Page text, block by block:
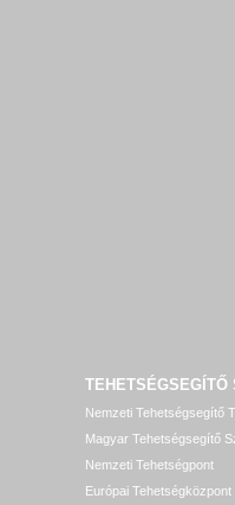
TEHETSÉGSEGÍTŐ
Nemzeti Tehetségsegítő
Magyar Tehetségsegítő
Nemzeti Tehetségpont
Európai Tehetségközpont